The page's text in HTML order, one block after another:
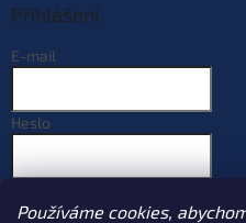
Používáme cookies,
Přihlášení
E-mail
Heslo